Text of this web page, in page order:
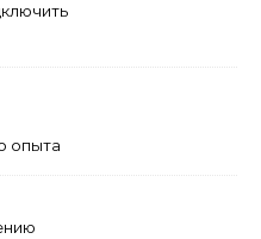
опыта